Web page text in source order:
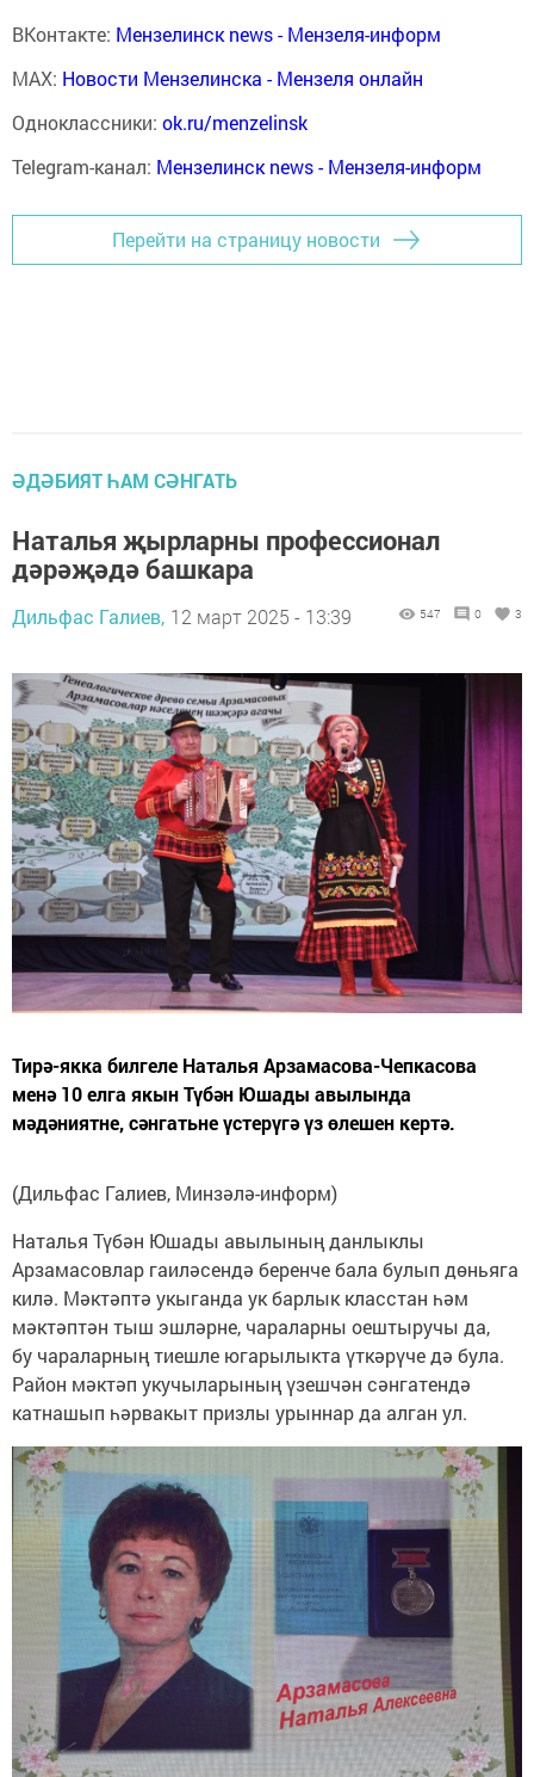
ВКонтакте: Мензелинск news - Мензеля-информ
MAX: Новости Мензелинска - Мензеля онлайн
Одноклассники: ok.ru/menzelinsk
Telegram-канал: Мензелинск news - Мензеля-информ
Перейти на страницу новости
ӘДӘБИЯТ ҺАМ СӘНГАТЬ
Наталья җырларны профессионал
дәрәҗәдә башкара
Дильфас Галиев, 12 март 2025 - 13:39 547 0 3
Тирә-якка билгеле Наталья Арзамасова-Чепкасова
менә 10 елга якын Түбән Юшады авылында
мәдәниятне, сәнгатьне үстерүгә үз өлешен кертә.
(Дильфас Галиев, Минзәлә-информ)
Наталья Түбән Юшады авылының данлыклы
Арзамасовлар гаиләсендә беренче бала булып дөньяга
килә. Мәктәптә укыганда ук барлык класстан һәм
мәктәптән тыш эшләрне, чараларны оештыручы да,
бу чараларның тиешле югарылыкта үткәрүче дә була.
Район мәктәп укучыларының үзешчән сәнгатендә
катнашып һәрвакыт призлы урыннар да алган ул.